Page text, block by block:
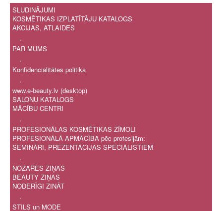
SLUDINĀJUMI
KOSMĒTIKAS IZPLATĪTĀJU KATALOGS
AKCIJAS, ATLAIDES
.
PAR MUMS
.
Konfidencialitātes politika
.
www.e-beauty.lv (desktop)
SALONU KATALOGS
MĀCĪBU CENTRI
.
PROFESIONĀLAS KOSMĒTIKAS ZĪMOLI
PROFESIONĀLĀ APMĀCĪBA pēc profesijām:
SEMINĀRI, PREZENTĀCIJAS SPECIĀLISTIEM
.
NOZARES ZIŅAS
BEAUTY ZIŅAS
NODERĪGI ZINĀT
.
STILS un MODE